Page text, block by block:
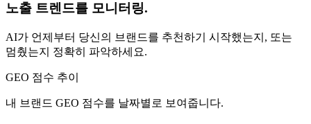
노출 트렌드를 모니터링.
AI가 언제부터 당신의 브랜드를 추천하기 시작했는지, 또는
멈췄는지 정확히 파악하세요.
GEO 점수 추이
내 브랜드 GEO 점수를 날짜별로 보여줍니다.